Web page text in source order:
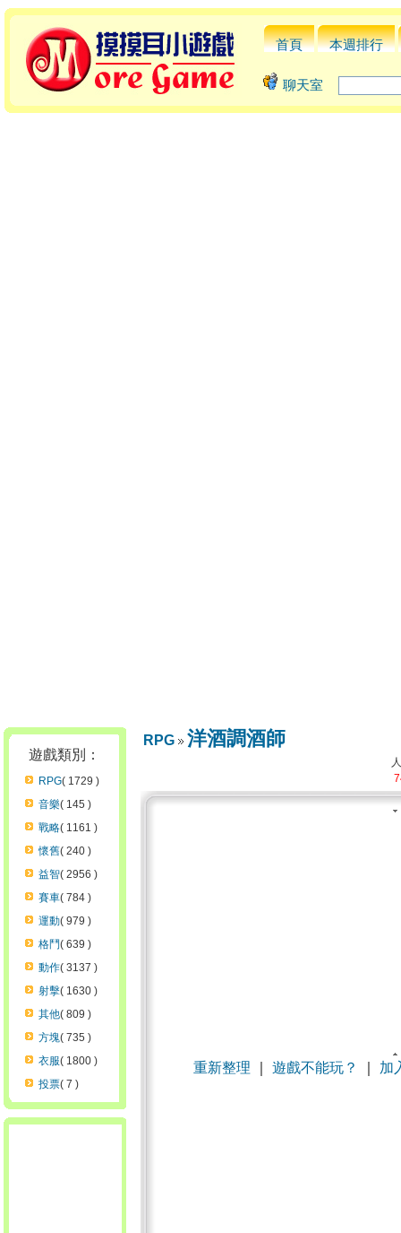
首頁 本週排行
聊天室
遊戲類別：
RPG( 1729 )
音樂( 145 )
戰略( 1161 )
懷舊( 240 )
益智( 2956 )
賽車( 784 )
運動( 979 )
格鬥( 639 )
動作( 3137 )
射擊( 1630 )
其他( 809 )
方塊( 735 )
衣服( 1800 )
投票( 7 )
RPG 洋酒調酒師
重新整理 遊戲不能玩？ 加